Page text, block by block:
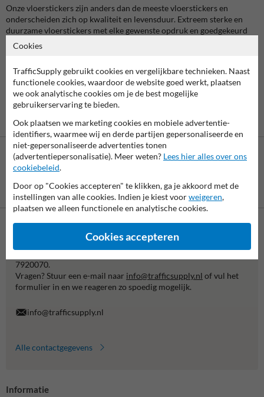
Onze vloerstickers zijn anders dan de meeste vloerstickers en
onderscheiden zich op kwaliteit en levensduur. Extreem sterke en
duurzame vloerstickers met elke gewenste opdruk en goedgekeurd
voor gebruik in de openbare ruimte door eer grove anti-slip korrel.
of overige informatievoorzieningen zoals routes of rookvrije zones.
Te bestellen in elke gewenste afmeting en met elke gewenste opdruk!
Betaling achteraf
is mogelijk
Neem contact met ons op
Wij zijn op werkdagen (van 8.00 tot 17.00) te bereiken op 038-
7920070.
Vragen? Stuur een e-mail naar info@trafficsupply.nl of vul het
formulier in en we reageren zo spoedig mogelijk.
info@trafficsupply.nl
Alle contactgegevens
Informatie
Cookies
TrafficSupply gebruikt cookies en vergelijkbare technieken. Naast
functionele cookies, waardoor de website goed werkt, plaatsen
we ook analytische cookies om je de best mogelijke
gebruikerservaring te bieden.
Ook plaatsen we marketing cookies en mobiele advertentie-
identifiers, waarmee wij en derde partijen gepersonaliseerde en
niet-gepersonaliseerde advertenties tonen
(advertentiepersonalisatie). Meer weten? Lees hier alles over ons
cookiebeleid.
Door op "Cookies accepteren" te klikken, ga je akkoord met de
instellingen van alle cookies. Indien je kiest voorweigeren,
plaatsen we alleen functionele en analytische cookies.
Cookies accepteren